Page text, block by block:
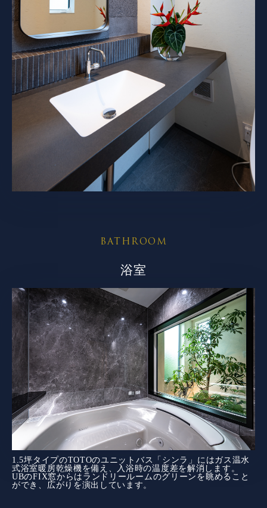
BATHROOM
浴室
1.5坪タイプのTOTOのユニットバス「シンラ」にはガス温水
式浴室暖房乾燥機を備え、入浴時の温度差を解消します。
UBのFIX窓からはランドリールームのグリーンを眺めること
ができ、広がりを演出しています。